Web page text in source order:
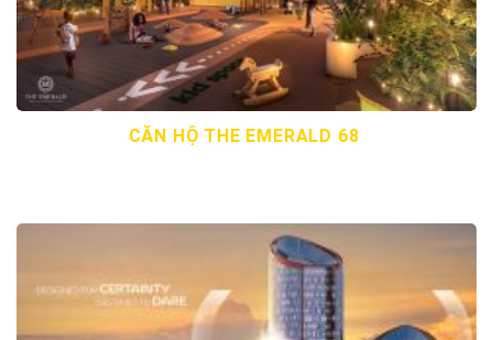
CĂN HỘ THE EMERALD 68